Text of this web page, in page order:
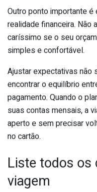
Outro ponto importante é
realidade financeira. Não
caríssimo se o seu
simples e confortável.
Ajustar expectativas não
encontrar o equilíbrio
pagamento. Quando o
suas contas mensais, a
aperto e sem precisar
no cartão.
Liste todos os
viagem